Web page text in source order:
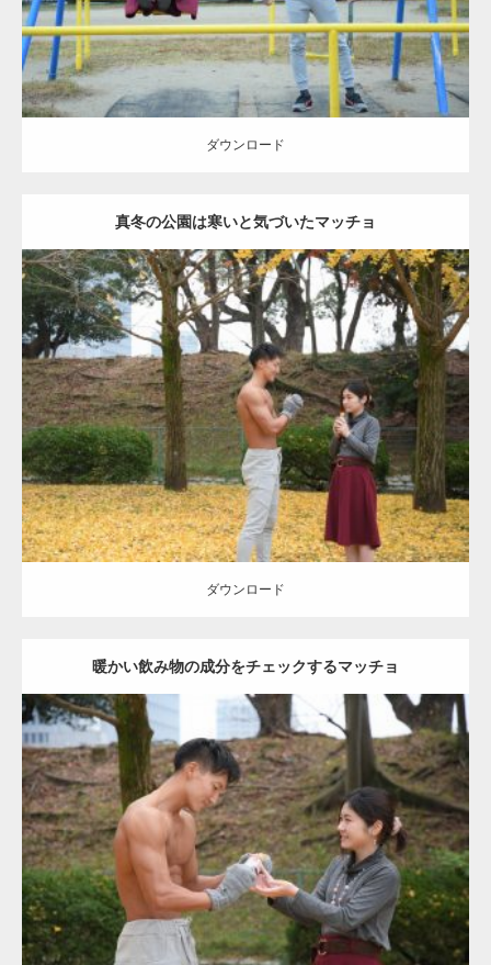
ダウンロード
真冬の公園は寒いと気づいたマッチョ
Update: 2021.07.8
Category:公園のマッチョ その他 AKIHITO(細マッチョ) 上腕三頭筋
肩
ダウンロード
ダウンロード
暖かい飲み物の成分をチェックするマッチョ
Update:2021.07.8
Category:公園のマッチョ その他 AKIHITO(細マッチョ) 上腕三頭筋
肩
ダウンロード